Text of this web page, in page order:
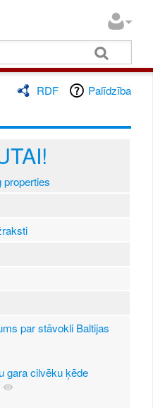
RDF Palīdzība
properties
par stāvokli Baltijas
gara cilvēku ķēde